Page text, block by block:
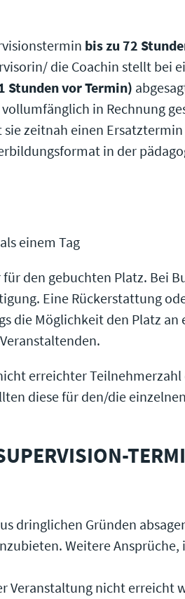
bis zu 72
die Coachin stellt bei
Stunden vor Termin)
in Rechnung
zeitnah einen
in der
einem Tag
den gebuchten Platz. Bei
Eine Rückerstattung
die Möglichkeit den Platz
erreichter
diese für den/die
dringlichen Gründen
Weitere
Veranstaltung nicht erreicht